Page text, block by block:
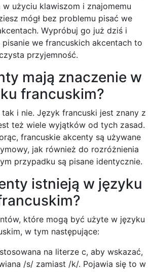
w użyciu klawiszom i znajomemu
mógł bez problemu pisać we
Wypróbuj go już dziś i
we francuskich akcentach to
przyjemność.
mają znaczenie w
francuskim?
i nie. Język francuski jest znany z
też wiele wyjątków od tych zasad.
francuskie akcenty są używane
jak również do rozróżnienia
przypadku są pisane identycznie.
istnieją w języku
które mogą być użyte w języku
w tym następujące:
na literze c, aby wskazać,
/s/ zamiast /k/. Pojawia się to w